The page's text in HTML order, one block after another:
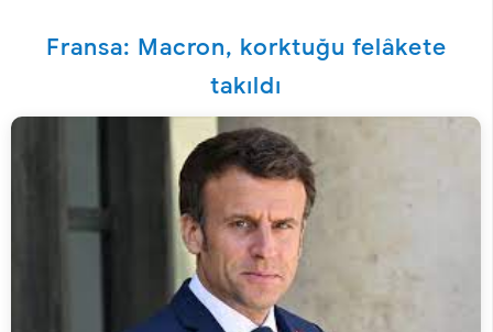
Fransa: Macron, korktuğu felâkete
takıldı